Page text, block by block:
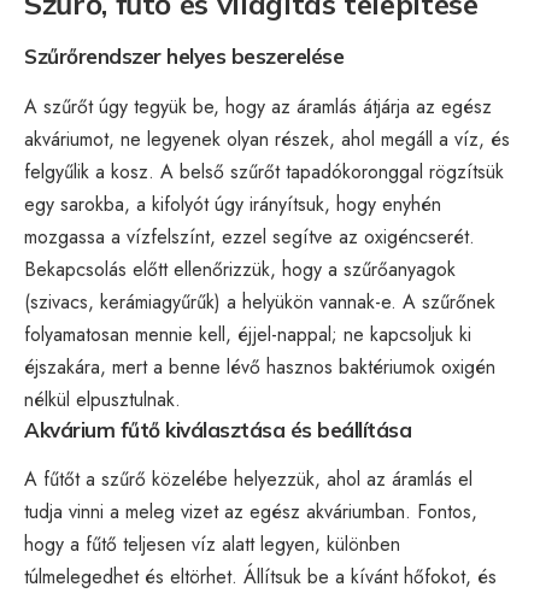
Szűrőrendszer helyes beszerelése
A szűrőt úgy tegyük be, hogy az áramlás átjárja az egész
akváriumot, ne legyenek olyan részek, ahol megáll a víz, és
felgyűlik a kosz. A belső szűrőt tapadókoronggal rögzítsük
egy sarokba, a kifolyót úgy irányítsuk, hogy enyhén
mozgassa a vízfelszínt, ezzel segítve az oxigéncserét.
Bekapcsolás előtt ellenőrizzük, hogy a szűrőanyagok
(szivacs, kerámiagyűrűk) a helyükön vannak-e. A szűrőnek
folyamatosan mennie kell, éjjel-nappal; ne kapcsoljuk ki
éjszakára, mert a benne lévő hasznos baktériumok oxigén
nélkül elpusztulnak.
Akvárium fűtő kiválasztása és beállítása
A fűtőt a szűrő közelébe helyezzük, ahol az áramlás el
tudja vinni a meleg vizet az egész akváriumban. Fontos,
hogy a fűtő teljesen víz alatt legyen, különben
túlmelegedhet és eltörhet. Állítsuk be a kívánt hőfokot, és